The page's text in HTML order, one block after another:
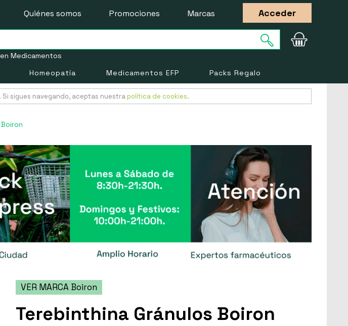
Medicamentos
Quiénes somos Promociones Marcas Acceder
Homeopatía Medicamentos EFP Packs Regalo
Si sigues navegando, aceptas nuestra política de cookies.
VER MARCA Boiron
Terebinthina Gránulos Boiron